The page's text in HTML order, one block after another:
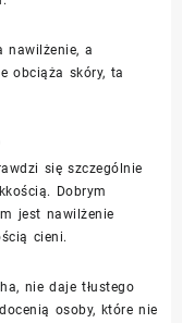
nawilżenie, a
obciąża skóry, ta
się szczególnie
Dobrym
jest nawilżenie
cieni.
nie daje tłustego
osoby, które nie